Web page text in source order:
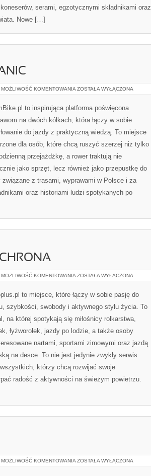
serami, egzotycznymi składnikami oraz
Nowe […]
MOŻLIWOŚĆ KOMENTOWANIA BIKEPACKING
ZOSTAŁA WYŁĄCZONA
to inspirująca platforma poświęcona
na dwóch kółkach, która łączy w sobie
do jazdy z praktyczną wiedzą. To miejsce
dla osób, które chcą ruszyć szerzej niż tylko
przejażdżkę, a rower traktują nie
jako sprzęt, lecz również jako przepustkę do
z trasami, wyprawami w Polsce i za
oraz historiami ludzi spotykanych po
MOŻLIWOŚĆ KOMENTOWANIA BEZPIECZEŃSTWO
ZOSTAŁA WYŁĄCZONA
to miejsce, które łączy w sobie pasję do
szybkości, swobody i aktywnego stylu życia. To
na której spotykają się miłośnicy rolkarstwa,
łyżworolek, jazdy po lodzie, a także osoby
nartami, sportami zimowymi oraz jazdą
na desce. To nie jest jedynie zwykły serwis
którzy chcą rozwijać swoje
radość z aktywności na świeżym powietrzu.
MOŻLIWOŚĆ KOMENTOWANIA INNE
ZOSTAŁA WYŁĄCZONA